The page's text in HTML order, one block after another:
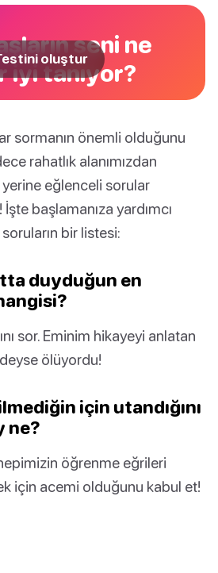
seni ne
iyi tanıyor?
oluştur
sormanın önemli olduğunu
rahatlık alanımızdan
yerine eğlenceli sorular
başlamanıza yardımcı
bir listesi:
duyduğun en
sor. Eminim hikayeyi anlatan
ölüyordu!
için utandığını
ne?
öğrenme eğrileri
için acemi olduğunu kabul et!